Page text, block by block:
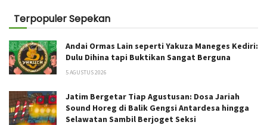
Terpopuler Sepekan
Andai Ormas Lain seperti Yakuza Maneges Kediri:
Dulu Dihina tapi Buktikan Sangat Berguna
5 AGUSTUS 2026
Jatim Bergetar Tiap Agustusan: Dosa Jariah
Sound Horeg di Balik Gengsi Antardesa hingga
Selawatan Sambil Berjoget Seksi